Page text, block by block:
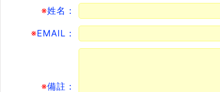
※姓名：
※EMAIL：
※備註：